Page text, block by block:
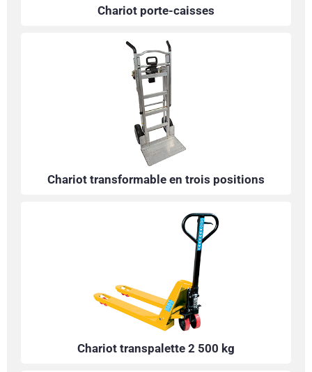
Chariot porte-caisses
Chariot transformable en trois positions
Chariot transpalette 2 500 kg